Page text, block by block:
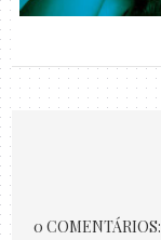
0 COMENTÁRIOS: